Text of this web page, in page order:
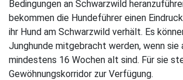
Bedingungen an Schwarzwild
bekommen die Hundeführer einen
ihr Hund am Schwarzwild verhält. Es
Junghunde mitgebracht werden, wenn sie
mindestens 16 Wochen alt sind. Für sie
Gewöhnungskorridor zur Verfügung.